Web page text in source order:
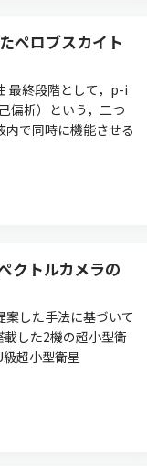
ペロブスカイト
最終段階として，p-i
偏析）という，二つ
で同時に機能させる
クトルカメラの
した手法に基づいて
した2機の超小型衛
超小型衛星